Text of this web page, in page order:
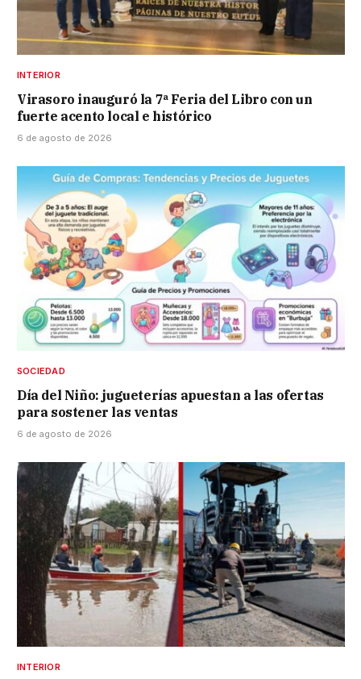
INTERIOR
Virasoro inauguró la 7ª Feria del Libro con un
fuerte acento local e histórico
6 de agosto de 2026
SOCIEDAD
Día del Niño: jugueterías apuestan a las ofertas
para sostener las ventas
6 de agosto de 2026
INTERIOR